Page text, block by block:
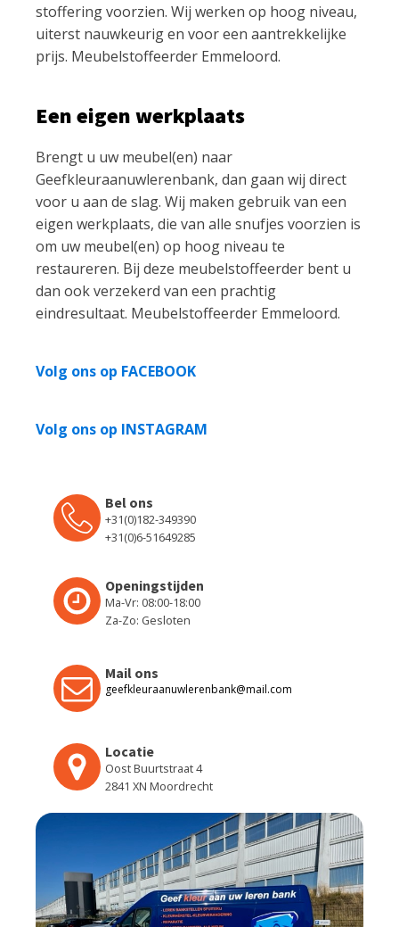
stoffering voorzien. Wij werken op hoog niveau,
uiterst nauwkeurig en voor een aantrekkelijke
prijs. Meubelstoffeerder Emmeloord.
Een eigen werkplaats
Brengt u uw meubel(en) naar
Geefkleuraanuwlerenbank, dan gaan wij direct
voor u aan de slag. Wij maken gebruik van een
eigen werkplaats, die van alle snufjes voorzien is
om uw meubel(en) op hoog niveau te
restaureren. Bij deze meubelstoffeerder bent u
dan ook verzekerd van een prachtig
eindresultaat. Meubelstoffeerder Emmeloord.
Volg ons op FACEBOOK
Volg ons op INSTAGRAM
Bel ons
+31(0)182-349390
+31(0)6-51649285
Openingstijden
Ma-Vr: 08:00-18:00
Za-Zo: Gesloten
Mail ons
geefkleuraanuwlerenbank@mail.com
Locatie
Oost Buurtstraat 4
2841 XN Moordrecht